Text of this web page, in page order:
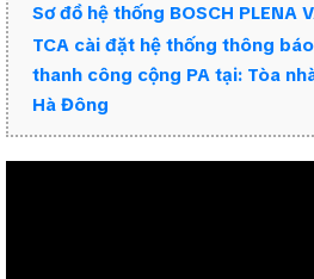
Sơ đồ hệ thống BOSCH PLENA
TCA cài đặt hệ thống thông
thanh công cộng PA tại: Tòa
Hà Đông